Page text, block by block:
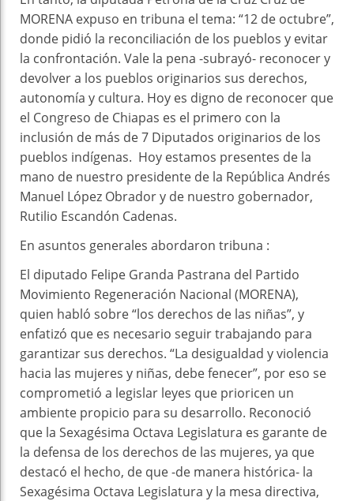
MORENA expuso en tribuna el tema: “12 de octubre”,
donde pidió la reconciliación de los pueblos y evitar
la confrontación. Vale la pena -subrayó- reconocer y
devolver a los pueblos originarios sus derechos,
autonomía y cultura. Hoy es digno de reconocer que
el Congreso de Chiapas es el primero con la
inclusión de más de 7 Diputados originarios de los
pueblos indígenas. Hoy estamos presentes de la
mano de nuestro presidente de la República Andrés
Manuel López Obrador y de nuestro gobernador,
Rutilio Escandón Cadenas.
En asuntos generales abordaron tribuna :
El diputado Felipe Granda Pastrana del Partido
Movimiento Regeneración Nacional (MORENA),
quien habló sobre “los derechos de las niñas”, y
enfatizó que es necesario seguir trabajando para
garantizar sus derechos. “La desigualdad y violencia
hacia las mujeres y niñas, debe fenecer”, por eso se
comprometió a legislar leyes que prioricen un
ambiente propicio para su desarrollo. Reconoció
que la Sexagésima Octava Legislatura es garante de
la defensa de los derechos de las mujeres, ya que
destacó el hecho, de que -de manera histórica- la
Sexagésima Octava Legislatura y la mesa directiva,